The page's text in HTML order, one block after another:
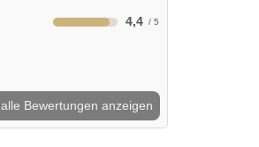
4,4
alle Bewertungen anzeigen